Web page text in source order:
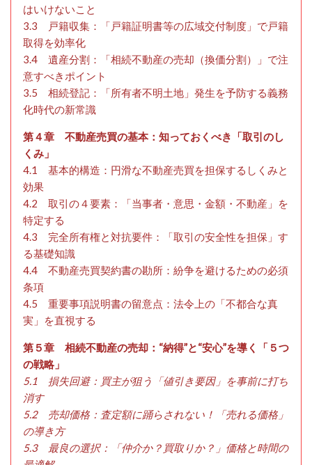
はいけないこと
3.3 戸籍収集：「戸籍証明書等の広域交付制度」で戸籍
取得を効率化
3.4 遺産分割：「相続不動産の売却（換価分割）」で注
意すべきポイント
3.5 相続登記：「所有者不明土地」発生を予防する義務
化時代の新常識
第４章 不動産売買の基本：知っておくべき「取引のし
くみ」
4.1 基本的構造：円滑な不動産売買を担保するしくみと
効果
4.2 取引の４要素：「当事者・意思・金額・不動産」を
特定する
4.3 完全所有権と対抗要件：「取引の安全性を担保」す
る基礎知識
4.4 不動産売買契約書の勘所：紛争を避けるための必須
条項
4.5 重要事項説明書の留意点：法令上の「不都合な真
実」を直視する
第５章 相続不動産の売却：“納得”と“安心”を導く「５つ
の戦略」
5.1 損失回避：買主が狙う「値引き要因」を事前に打ち
消す
5.2 売却価格：査定額に踊らされない！「売れる価格」
の導き方
5.3 最良の選択：「仲介か？買取りか？」価格と時間の